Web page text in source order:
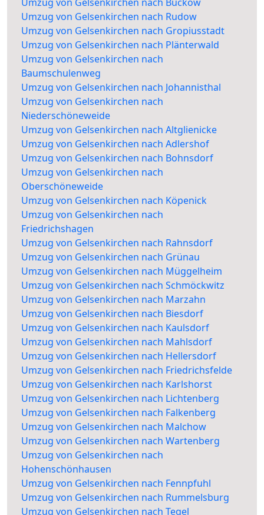
Umzug von Gelsenkirchen nach Rudow
Umzug von Gelsenkirchen nach Gropiusstadt
Umzug von Gelsenkirchen nach Plänterwald
Umzug von Gelsenkirchen nach
Baumschulenweg
Umzug von Gelsenkirchen nach Johannisthal
Umzug von Gelsenkirchen nach
Niederschöneweide
Umzug von Gelsenkirchen nach Altglienicke
Umzug von Gelsenkirchen nach Adlershof
Umzug von Gelsenkirchen nach Bohnsdorf
Umzug von Gelsenkirchen nach
Oberschöneweide
Umzug von Gelsenkirchen nach Köpenick
Umzug von Gelsenkirchen nach
Friedrichshagen
Umzug von Gelsenkirchen nach Rahnsdorf
Umzug von Gelsenkirchen nach Grünau
Umzug von Gelsenkirchen nach Müggelheim
Umzug von Gelsenkirchen nach Schmöckwitz
Umzug von Gelsenkirchen nach Marzahn
Umzug von Gelsenkirchen nach Biesdorf
Umzug von Gelsenkirchen nach Kaulsdorf
Umzug von Gelsenkirchen nach Mahlsdorf
Umzug von Gelsenkirchen nach Hellersdorf
Umzug von Gelsenkirchen nach Friedrichsfelde
Umzug von Gelsenkirchen nach Karlshorst
Umzug von Gelsenkirchen nach Lichtenberg
Umzug von Gelsenkirchen nach Falkenberg
Umzug von Gelsenkirchen nach Malchow
Umzug von Gelsenkirchen nach Wartenberg
Umzug von Gelsenkirchen nach
Hohenschönhausen
Umzug von Gelsenkirchen nach Fennpfuhl
Umzug von Gelsenkirchen nach Rummelsburg
Umzug von Gelsenkirchen nach Tegel